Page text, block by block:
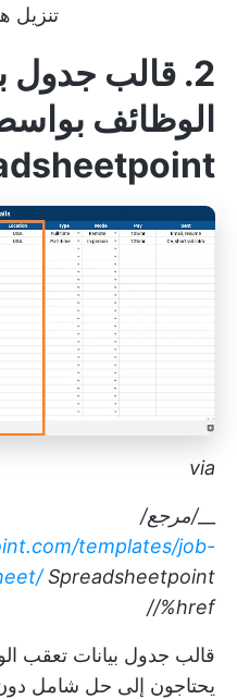
تنزيل
2. قالب جدول
الوظائف
via
__/مرجع/
templates/job-
Spreadsheetpoint
/%href/
قالب جدول بيانات تعقب
يحتاجون إلى حل شامل